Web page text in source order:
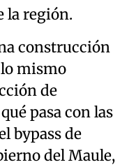
la región.
construcción
lo mismo
de
pasa con las
bypass de
del Maule,